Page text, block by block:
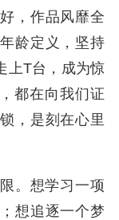
，作品风靡全
龄定义，坚持
上T台，成为惊
都在向我们证
，是刻在心里
。想学习一项
想追逐一个梦